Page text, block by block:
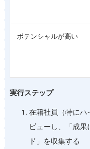
ポテンシャルが高い
実行ステップ
在籍社員（特にハ
ビューし、「成
ド」を収集する